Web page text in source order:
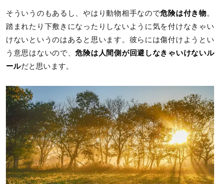
そういうのもあるし、やはり動物相手なので危険は付き物。
踏まれたり下敷きになったりしないように気を付けなきゃい
けないというのはあると思います。彼らには傷付けようとい
う意思はないので、危険は人間側が回避しなきゃいけないル
ールだと思います。